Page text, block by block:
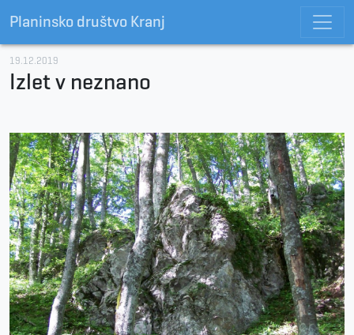
Planinsko društvo Kranj
19.12.2019
Izlet v neznano